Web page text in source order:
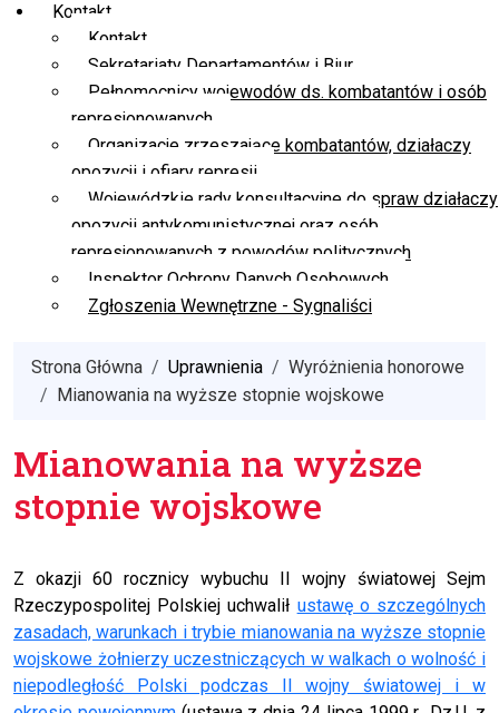
Kontakt
Kontakt
Sekretariaty Departamentów i Biur
Pełnomocnicy wojewodów ds. kombatantów i osób
represjonowanych
Organizacje zrzeszające kombatantów, działaczy
opozycji i ofiary represji
Wojewódzkie rady konsultacyjne do spraw działaczy
opozycji antykomunistycznej oraz osób
represjonowanych z powodów politycznych
Inspektor Ochrony Danych Osobowych
Zgłoszenia Wewnętrzne - Sygnaliści
Strona Główna Uprawnienia
Wyróżnienia honorowe
Mianowania na wyższe stopnie wojskowe
Mianowania na wyższe
stopnie wojskowe
Z okazji 60 rocznicy wybuchu II wojny światowej Sejm
Rzeczypospolitej Polskiej uchwalił ustawę o szczególnych
zasadach, warunkach i trybie mianowania na wyższe stopnie
wojskowe żołnierzy uczestniczących w walkach o wolność i
niepodległość Polski podczas II wojny światowej i w